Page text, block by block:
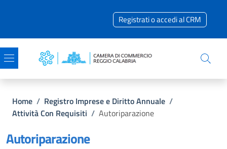
Registrati o accedi al CRM
Briciole di pane
Home / Registro Imprese e Diritto Annuale /
Attività Con Requisiti / Autoriparazione
Autoriparazione